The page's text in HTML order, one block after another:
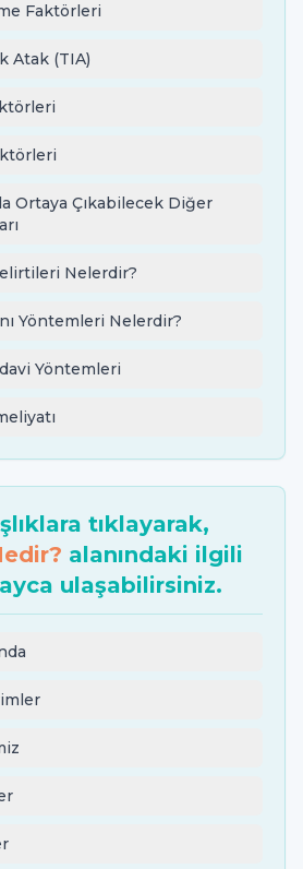
Faktörleri
Atak (TIA)
Ortaya Çıkabilecek Diğer
Nelerdir?
Yöntemleri Nelerdir?
Yöntemleri
tıklayarak,
alanındaki ilgili
ulaşabilirsiniz.